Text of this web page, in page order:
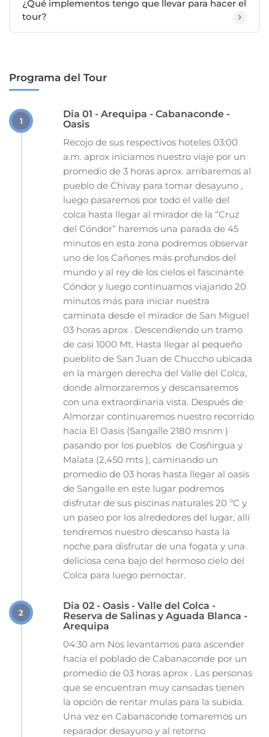
¿Qué implementos tengo que llevar para hacer el
tour?
Programa del Tour
1
Dia 01 - Arequipa - Cabanaconde -
Oasis
Recojo de sus respectivos hoteles 03:00
a.m. aprox iniciamos nuestro viaje por un
promedio de 3 horas aprox. arribaremos al
pueblo de Chivay para tomar desayuno ,
luego pasaremos por todo el valle del
colca hasta llegar al mirador de la “Cruz
del Cóndor” haremos una parada de 45
minutos en esta zona podremos observar
uno de los Cañones más profundos del
mundo y al rey de los cielos el fascinante
Cóndor y luego continuamos viajando 20
minutos más para iniciar nuestra
caminata desde el mirador de San Miguel
03 horas aprox . Descendiendo un tramo
de casi 1000 Mt. Hasta llegar al pequeño
pueblito de San Juan de Chuccho ubicada
en la margen derecha del Valle del Colca,
donde almorzaremos y descansaremos
con una extraordinaria vista. Después de
Almorzar continuaremos nuestro recorrido
hacia El Oasis (Sangalle 2180 msnm )
pasando por los pueblos de Cosñirgua y
Malata (2,450 mts ), caminando un
promedio de 03 horas hasta llegar al oasis
de Sangalle en este lugar podremos
disfrutar de sus piscinas naturales 20 ºC y
un paseo por los alrededores del lugar, allí
tendremos nuestro descanso hasta la
noche para disfrutar de una fogata y una
deliciosa cena bajo del hermoso cielo del
Colca para luego pernoctar.
2
Dia 02 - Oasis - Valle del Colca -
Reserva de Salinas y Aguada Blanca -
Arequipa
04:30 am Nos levantamos para ascender
hacia el poblado de Cabanaconde por un
promedio de 03 horas aprox . Las personas
que se encuentran muy cansadas tienen
la opción de rentar mulas para la subida.
Una vez en Cabanaconde tomaremos un
reparador desayuno y al retorno